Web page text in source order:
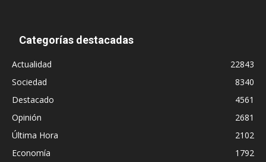
Categorías destacadas
Actualidad
22843
Sociedad
8340
Destacado
4561
Opinión
2681
Última Hora
2102
Economía
1792